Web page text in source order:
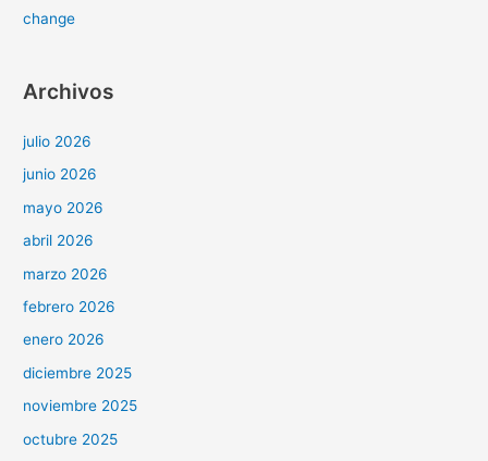
change
Archivos
julio 2026
junio 2026
mayo 2026
abril 2026
marzo 2026
febrero 2026
enero 2026
diciembre 2025
noviembre 2025
octubre 2025